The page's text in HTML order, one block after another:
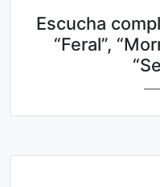
Escucha
“Feral”,